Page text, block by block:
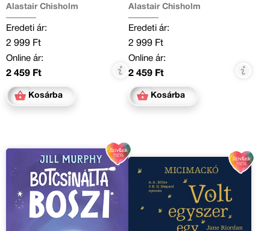
Alastair Chisholm
Eredeti ár:
2 999 Ft
Online ár:
2 459 Ft
Kosárba
Alastair Chisholm
Eredeti ár:
2 999 Ft
Online ár:
2 459 Ft
Kosárba